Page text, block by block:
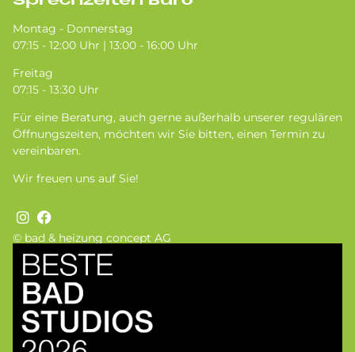
© bad & heizung concept AG
Montag - Donnerstag
07:15 - 12:00 Uhr | 13:00 - 16:00 Uhr
Freitag
07:15 - 13:30 Uhr
Für eine Beratung, auch gerne außerhalb unserer regulären
Öffnungszeiten, möchten wir Sie bitten, einen Termin zu
vereinbaren.
Wir freuen uns auf Sie!